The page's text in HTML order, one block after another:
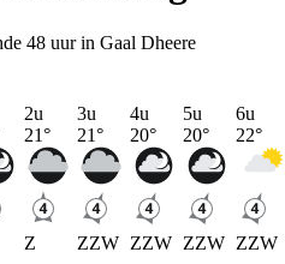
48 uur in Gaal Dheere
2u
21°
Z
3u
21°
ZZW
4u
20°
ZZW
5u
20°
ZZW
6u
22°
ZZW